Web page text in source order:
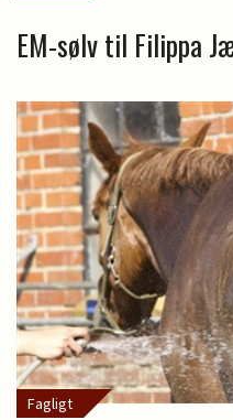
EM-sølv til Filippa
Fagligt